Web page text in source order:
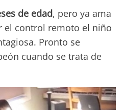
de edad, pero ya ama
el control remoto el niño
Pronto se
cuando se trata de